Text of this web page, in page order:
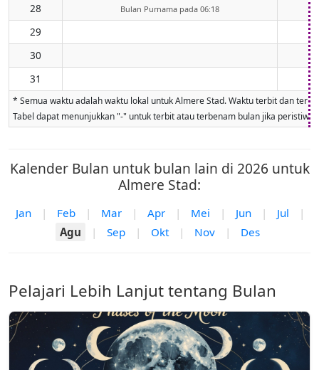
28
Bulan Purnama pada 06:18
29
30
31
* Semua waktu adalah waktu lokal untuk Almere Stad. Waktu terbit dan
Tabel dapat menunjukkan "-" untuk terbit atau terbenam bulan jika
Kalender Bulan untuk bulan lain di 2026 untuk
Almere Stad:
Jan | Feb | Mar | Apr | Mei | Jun | Jul
|
Agu
| Sep | Okt | Nov | Des
Pelajari Lebih Lanjut tentang Bulan